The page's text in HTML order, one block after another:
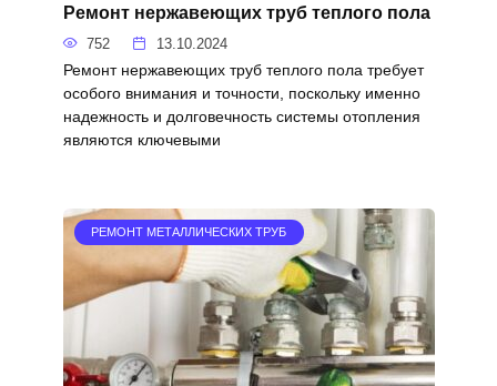
Ремонт нержавеющих труб теплого пола
752 13.10.2024
Ремонт нержавеющих труб теплого пола требует
особого внимания и точности, поскольку именно
надежность и долговечность системы отопления
являются ключевыми
РЕМОНТ МЕТАЛЛИЧЕСКИХ ТРУБ